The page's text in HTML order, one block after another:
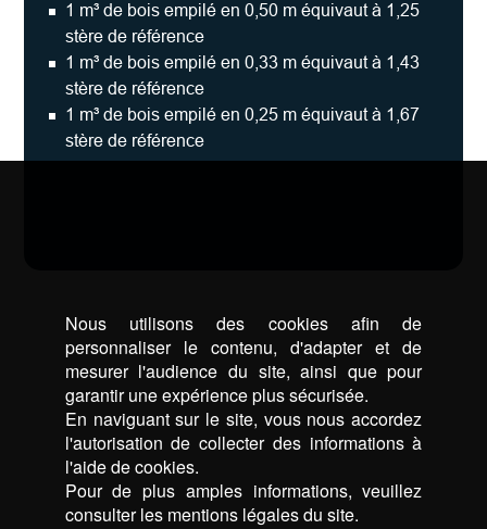
1 m³ de bois empilé en 0,50 m équivaut à 1,25
stère de référence
1 m³ de bois empilé en 0,33 m équivaut à 1,43
stère de référence
1 m³ de bois empilé en 0,25 m équivaut à 1,67
stère de référence
Nous utilisons des cookies afin de
personnaliser le contenu, d'adapter et de
mesurer l'audience du site, ainsi que pour
garantir une expérience plus sécurisée.
En naviguant sur le site, vous nous accordez
l'autorisation de collecter des informations à
l'aide de cookies.
Pour de plus amples informations, veuillez
consulter les mentions légales du site.